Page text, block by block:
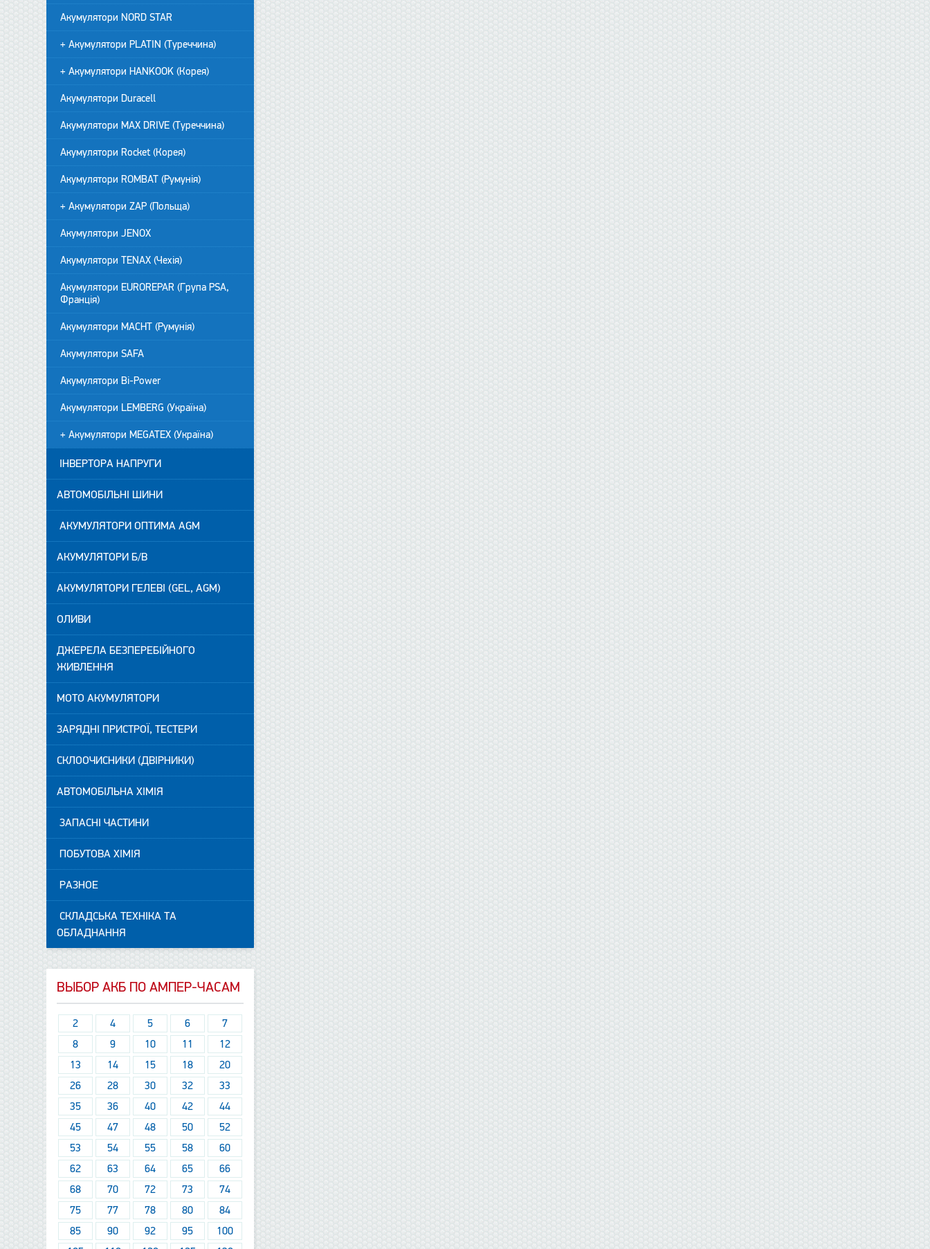
Акумулятори NORD STAR
+ Акумулятори PLATIN (Туреччина)
+ Акумулятори HANKOOK (Корея)
Акумулятори Duracell
Акумулятори MAX DRIVE (Туреччина)
Акумулятори Rocket (Корея)
Акумулятори ROMBAT (Румунія)
+ Акумулятори ZAP (Польща)
Акумулятори JENOX
Акумулятори TENAX (Чехія)
Акумулятори EUROREPAR (Група PSA,
Франція)
Акумулятори MACHT (Румунія)
Акумулятори SAFA
Акумулятори Bi-Power
Акумулятори LEMBERG (Україна)
+ Акумулятори MEGATEX (Україна)
ІНВЕРТОРА НАПРУГИ
АВТОМОБІЛЬНІ ШИНИ
АКУМУЛЯТОРИ ОПТИМА AGM
АКУМУЛЯТОРИ Б/В
АКУМУЛЯТОРИ ГЕЛЕВІ (GEL, AGM)
ОЛИВИ
ДЖЕРЕЛА БЕЗПЕРЕБІЙНОГО
ЖИВЛЕННЯ
МОТО АКУМУЛЯТОРИ
ЗАРЯДНІ ПРИСТРОЇ, ТЕСТЕРИ
СКЛООЧИСНИКИ (ДВІРНИКИ)
АВТОМОБІЛЬНА ХІМІЯ
ЗАПАСНІ ЧАСТИНИ
ПОБУТОВА ХІМІЯ
РАЗНОЕ
СКЛАДСЬКА ТЕХНІКА ТА
ОБЛАДНАННЯ
ВЫБОР АКБ ПО АМПЕР-ЧАСАМ
2 4 5 6
7
8
9 10 11
12
13
14 15 18
20
26
28 30 32
33
35
36 40 42
44
45
47 48 50
52
53
54 55 58
60
62
63 64 65
66
68
70 72 73
74
75
77 78 80
84
85
90 92 95
100